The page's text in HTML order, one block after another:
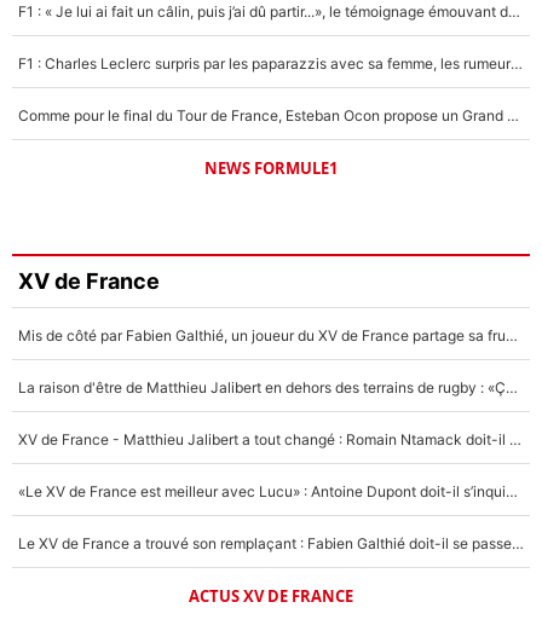
F1 : « Je lui ai fait un câlin, puis j’ai dû partir...», le témoignage émouvant de Max Verstappen sur sa fille
F1 : Charles Leclerc surpris par les paparazzis avec sa femme, les rumeurs étaient vraies !
Comme pour le final du Tour de France, Esteban Ocon propose un Grand Prix de Formule 1 à Paris : «Autour de l’Arc de Triomphe, ce serait génial» !
NEWS FORMULE1
XV de France
Mis de côté par Fabien Galthié, un joueur du XV de France partage sa frustration : «ils ne me l’ont pas dit tout de suite»
La raison d'être de Matthieu Jalibert en dehors des terrains de rugby : «Ça m'atteint autant que si tu touches à un membre de ma famille»
XV de France - Matthieu Jalibert a tout changé : Romain Ntamack doit-il s’inquiéter pour sa place à un an de la Coupe du monde ?
«Le XV de France est meilleur avec Lucu» : Antoine Dupont doit-il s’inquiéter pour sa place ?
Le XV de France a trouvé son remplaçant : Fabien Galthié doit-il se passer d'Antoine Dupont ?
ACTUS XV DE FRANCE